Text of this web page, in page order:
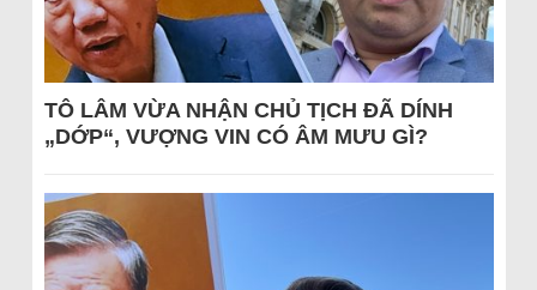
TÔ LÂM VỪA NHẬN CHỦ TỊCH ĐÃ DÍNH
„DỚP“, VƯỢNG VIN CÓ ÂM MƯU GÌ?